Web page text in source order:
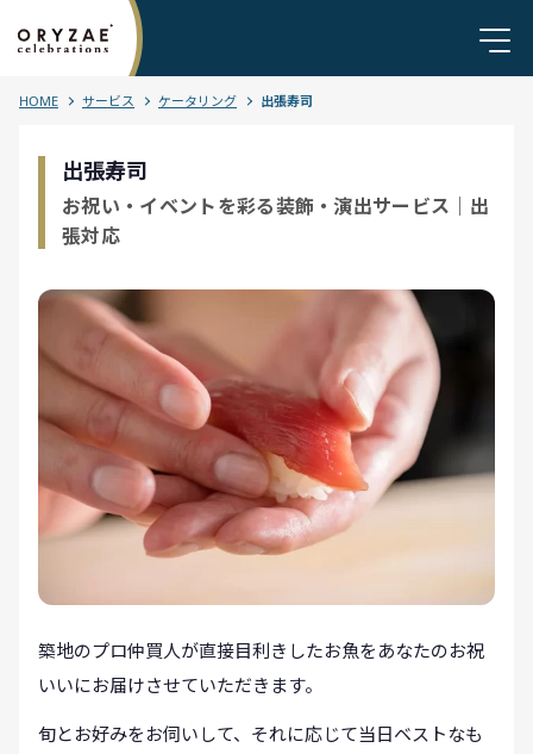
HOME サービス ケータリング 出張寿司
出張寿司
お祝い・イベントを彩る装飾・演出サービス｜出
張対応
築地のプロ仲買人が直接目利きしたお魚をあなたのお祝
いいにお届けさせていただきます。
旬とお好みをお伺いして、それに応じて当日ベストなも